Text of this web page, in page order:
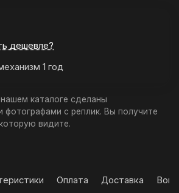
дешевле?
1 год
каталоге сделаны
фотографами с реплик. Вы получите
видите.
Оплата Доставка